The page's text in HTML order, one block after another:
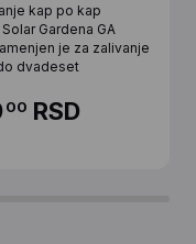
kap po kap
Gardena GA
je za zalivanje
dvadeset
00 RSD